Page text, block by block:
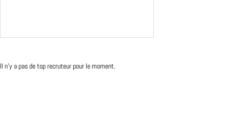
Il n'y a pas de top recruteur pour le moment.